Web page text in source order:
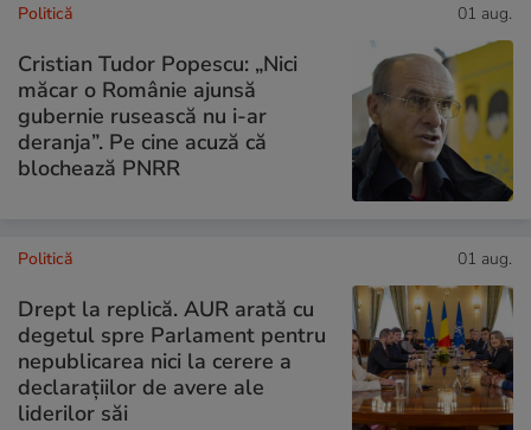
Politică 01 aug.
Cristian Tudor Popescu: „Nici
măcar o Românie ajunsă
gubernie rusească nu i-ar
deranja”. Pe cine acuză că
blochează PNRR
Politică 01 aug.
Drept la replică. AUR arată cu
degetul spre Parlament pentru
nepublicarea nici la cerere a
declarațiilor de avere ale
liderilor săi